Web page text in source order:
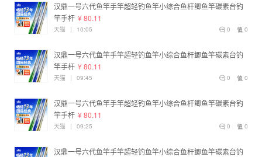
汉鼎一号六代鱼竿手竿超轻钓鱼竿小综合鱼杆鲫鱼竿碳素台钓
竿手杆 ¥ 80.11
0
0
天猫 | 10:05
汉鼎一号六代鱼竿手竿超轻钓鱼竿小综合鱼杆鲫鱼竿碳素台钓
竿手杆 ¥ 80.11
0
0
天猫 | 09:45
汉鼎一号六代鱼竿手竿超轻钓鱼竿小综合鱼杆鲫鱼竿碳素台钓
竿手杆 ¥ 80.11
0
0
天猫 | 09:25
汉鼎一号六代鱼竿手竿超轻钓鱼竿小综合鱼杆鲫鱼竿碳素台钓